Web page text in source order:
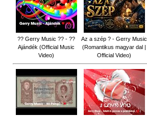
?? Gerry Music ?? - ??
Ajándék (Official Music
Video)
Az a szép ? - Gerry Music
(Romantikus magyar dal |
Official Video)